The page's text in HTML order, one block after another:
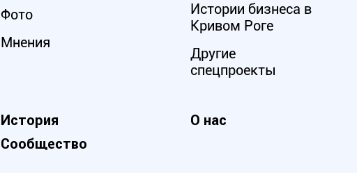
Фото
Мнения
Истории бизнеса в
Кривом Роге
Другие
спецпроекты
История О нас
Сообщество